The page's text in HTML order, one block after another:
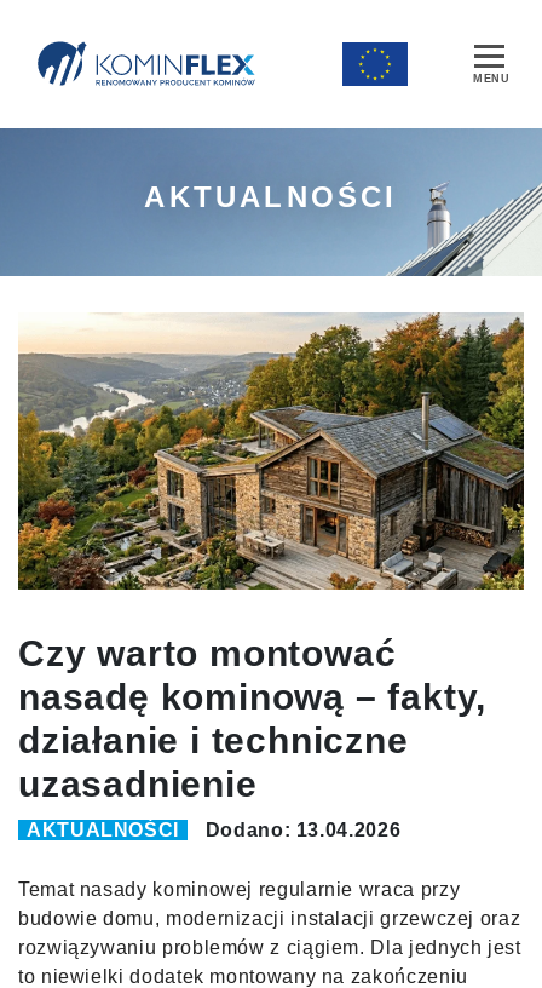
Main Navigation
AKTUALNOŚCI
Czy warto montować
nasadę kominową – fakty,
działanie i techniczne
uzasadnienie
AKTUALNOŚCI Dodano: 13.04.2026
Temat nasady kominowej regularnie wraca przy
budowie domu, modernizacji instalacji grzewczej oraz
rozwiązywaniu problemów z ciągiem. Dla jednych jest
to niewielki dodatek montowany na zakończeniu